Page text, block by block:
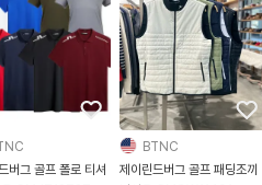
버그 골프 폴로 티셔
BTNC
제이린드버그 골프 패딩조끼